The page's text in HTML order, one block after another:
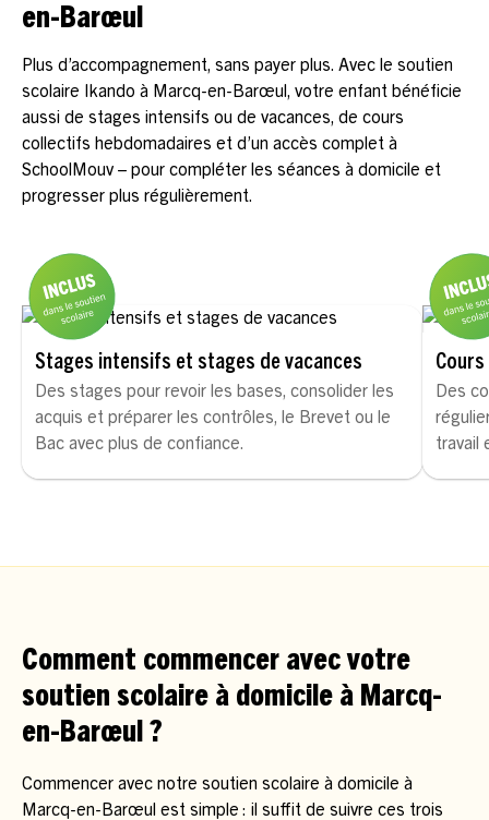
en-Barœul
Plus d’accompagnement, sans payer plus. Avec le soutien
scolaire Ikando à Marcq-en-Barœul, votre enfant bénéficie
aussi de stages intensifs ou de vacances, de cours
collectifs hebdomadaires et d’un accès complet à
SchoolMouv – pour compléter les séances à domicile et
progresser plus régulièrement.
Stages intensifs et stages de vacances
Des stages pour revoir les bases, consolider les
acquis et préparer les contrôles, le Brevet ou le
Bac avec plus de confiance.
Des
travail
Comment commencer avec votre
soutien scolaire à domicile à Marcq-
en-Barœul ?
Commencer avec notre soutien scolaire à domicile à
Marcq-en-Barœul est simple : il suffit de suivre ces trois